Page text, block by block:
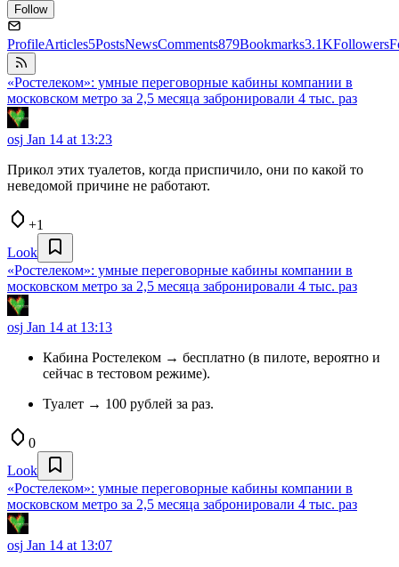
Follow
ProfileArticles5PostsNewsComments879Bookmarks3.1KFollowers
«Ростелеком»: умные переговорные кабины компании в
московском метро за 2,5 месяца забронировали 4 тыс. раз
osj Jan 14 at 13:23
Прикол этих туалетов, когда приспичило, они по какой то
неведомой причине не работают.
+1
Look
«Ростелеком»: умные переговорные кабины компании в
московском метро за 2,5 месяца забронировали 4 тыс. раз
osj Jan 14 at 13:13
Кабина Ростелеком → бесплатно (в пилоте, вероятно и
сейчас в тестовом режиме).
Туалет → 100 рублей за раз.
0
Look
«Ростелеком»: умные переговорные кабины компании в
московском метро за 2,5 месяца забронировали 4 тыс. раз
osj Jan 14 at 13:07